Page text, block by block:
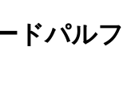
ドパルフ